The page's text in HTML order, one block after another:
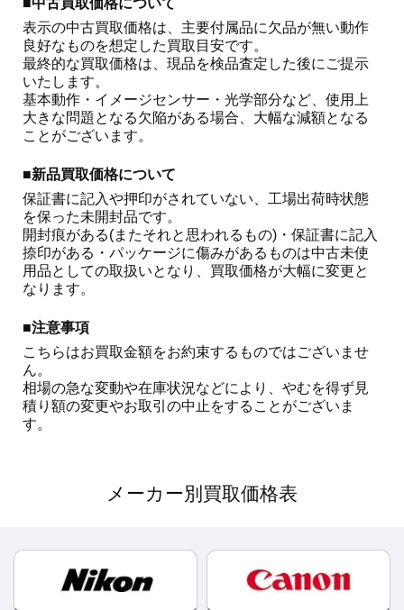
■中古買取価格について
表示の中古買取価格は、主要付属品に欠品が無い動作
良好なものを想定した買取目安です。
最終的な買取価格は、現品を検品査定した後にご提示
いたします。
基本動作・イメージセンサー・光学部分など、使用上
大きな問題となる欠陥がある場合、大幅な減額となる
ことがございます。
■新品買取価格について
保証書に記入や押印がされていない、工場出荷時状態
を保った未開封品です。
開封痕がある(またそれと思われるもの)・保証書に記入
捺印がある・パッケージに傷みがあるものは中古未使
用品としての取扱いとなり、買取価格が大幅に変更と
なります。
■注意事項
こちらはお買取金額をお約束するものではございませ
ん。
相場の急な変動や在庫状況などにより、やむを得ず見
積り額の変更やお取引の中止をすることがございま
す。
メーカー別買取価格表